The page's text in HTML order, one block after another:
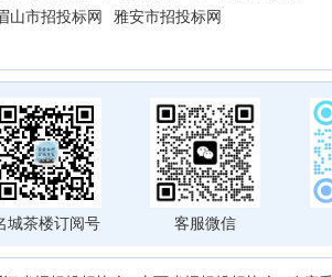
深圳市信宜特科技有限公司
日立电梯（中国）有限公司四川分
珠海市力鼎电气有限公司
河南益志信医疗器械商贸有限公司
四川省泸州志远建筑工程有限公司
成都雄毅科技有限公司
首辅工程设计有限公司
成都喜闻见乐后勤管理有限公司
四川商德管业有限公司
成都骅光医疗器械有限公司
内江市福奇林医疗器械有限责任公
北京联合保险经纪有限公司四川省
山市招投标网
雅安市招投标网
城茶楼订阅号 客服微信